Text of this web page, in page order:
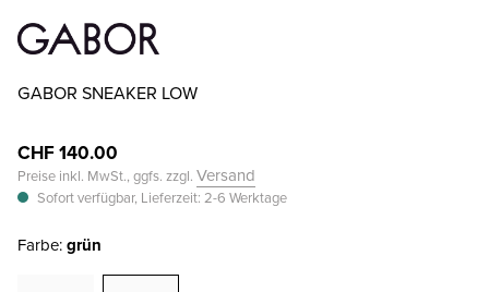
GABOR SNEAKER LOW
CHF 140.00
Preise inkl. MwSt., ggfs. zzgl. Versand
Sofort verfügbar, Lieferzeit: 2-6 Werktage
Farbe:grün